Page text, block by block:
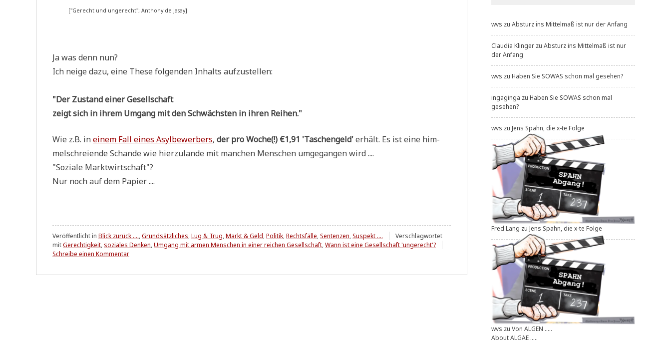
["Gerecht und unge­recht"; Antho­ny de Jasay]
Ja was denn nun?
Ich nei­ge dazu, eine The­se fol­gen­den Inhalts aufzustellen:
"Der Zustand einer Gesell­schaft
zeigt sich in ihrem Umgang mit den Schwäch­sten in ihren Reihen."
Wie z.B. ineinem Fall eines Asyl­be­wer­bers, der pro Woche(!) €1,91 'Taschen­geld'erhält. Es ist eine him­
mel­schrei­en­de Schan­de wie hier­zu­lan­de mit man­chen Men­schen umge­gan­gen wird ....
"Sozia­le Marktwirtschaft"?
Nur noch auf dem Papier ....
Veröffentlicht in Blick zurück ....,Grundsätzliches,Lug & Trug,Markt & Geld,Politik,Rechtsfälle,Sentenzen,Suspekt ....
Verschlagwortet
mitGerechtigkeit, soziales Denken,Umgang mit armen Menschen in einer reichen Gesellschaft,Wann ist eine Gesellschaft 'ungerecht'?
Schreibe einen Kommentarzu
wvs zu Absturz ins Mittelmaß ist nur der Anfang
Claudia Klinger zu Absturz ins Mittelmaß ist nur
der Anfang
wvs zu Haben Sie SOWAS schon mal gesehen?
ingaginga zu Haben Sie SOWAS schon mal
gesehen?
wvs zu Jens Spahn, die x-te Folge
Fred Lang zu Jens Spahn, die x-te Folge
wvs zu Von ALGEN .....
About ALGAE .....